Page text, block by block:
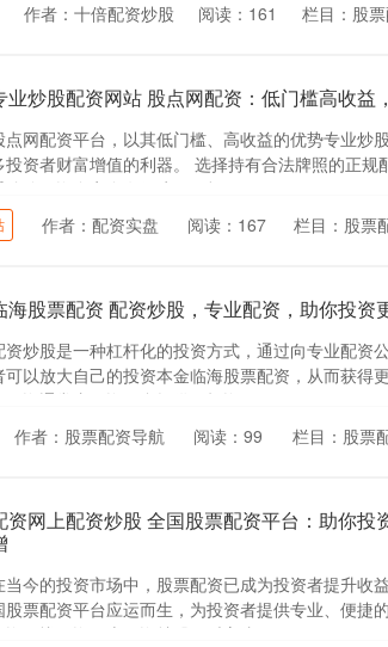
作者：十倍配资炒股 阅读：161 栏目：股
业炒股配资网站 股点网配资：低门槛高收益
点网配资平台，以其低门槛、高收益的优势专业炒
投资者财富增值的利器。 选择持有合法牌照的正规
监管，资金安全有保障。正规平....
作者：配资实盘 阅读：167 栏目：股票
海股票配资 配资炒股，专业配资，助你投资
资炒股是一种杠杆化的投资方式，通过向专业配资
可以放大自己的投资本金临海股票配资，从而获得
票配资通常由配资平台提供。投资....
作者：股票配资导航 阅读：99 栏目：股票
资网上配资炒股 全国股票配资平台：助你投
当今的投资市场中，股票配资已成为投资者提升收
股票配资平台应运而生，为投资者提供专业、便捷
资无忧配资网上配资炒股，财富倍....